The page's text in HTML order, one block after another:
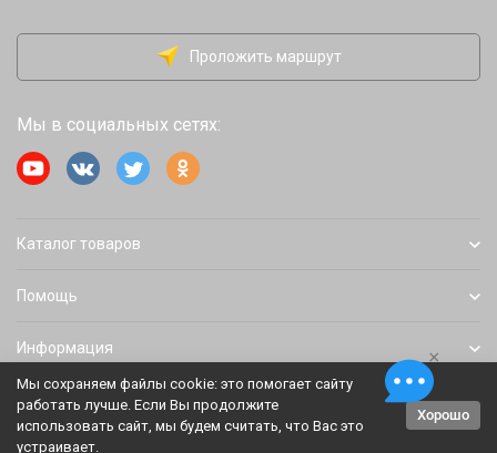
Проложить маршрут
Мы в социальных сетях:
Каталог товаров
Помощь
Информация
Политика персональных данных
Мы сохраняем файлы cookie: это помогает сайту
работать лучше. Если Вы продолжите
использовать сайт, мы будем считать, что Вас это
устраивает.
Хорошо
×